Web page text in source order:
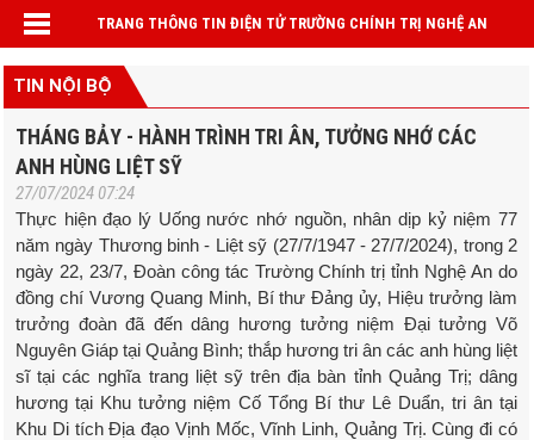
TRANG THÔNG TIN ĐIỆN TỬ TRƯỜNG CHÍNH TRỊ NGHỆ AN
TIN NỘI BỘ
THÁNG BẢY - HÀNH TRÌNH TRI ÂN, TƯỞNG NHỚ CÁC
ANH HÙNG LIỆT SỸ
27/07/2024 07:24
Thực hiện đạo lý Uống nước nhớ nguồn, nhân dịp kỷ niệm 77
năm ngày Thương binh - Liệt sỹ (27/7/1947 - 27/7/2024), trong 2
ngày 22, 23/7, Đoàn công tác Trường Chính trị tỉnh Nghệ An do
đồng chí Vương Quang Minh, Bí thư Đảng ủy, Hiệu trưởng làm
trưởng đoàn đã đến dâng hương tưởng niệm Đại tưởng Võ
Nguyên Giáp tại Quảng Bình; thắp hương tri ân các anh hùng liệt
sĩ tại các nghĩa trang liệt sỹ trên địa bàn tỉnh Quảng Trị; dâng
hương tại Khu tưởng niệm Cố Tổng Bí thư Lê Duẩn, tri ân tại
Khu Di tích Địa đạo Vịnh Mốc, Vĩnh Linh, Quảng Trị. Cùng đi có